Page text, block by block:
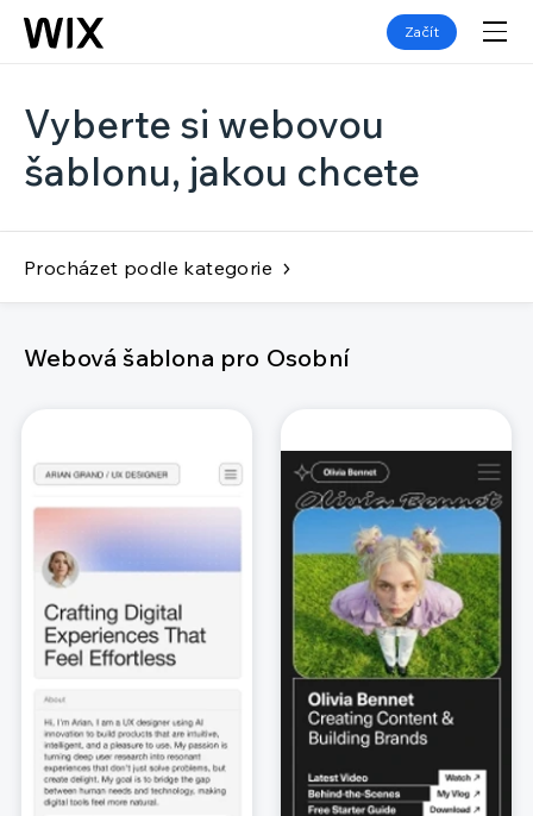
Začít
Vyberte si webovou
šablonu, jakou chcete
Procházet podle kategorie
Webová šablona pro Osobní